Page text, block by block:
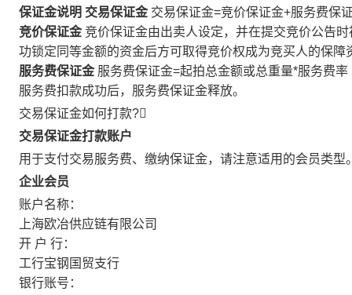
保证金说明 交易保证金 交易保证金=竞价保证金+服务费保
竞价保证金 竞价保证金由出卖人设定，并在提交竞价公告
功锁定同等金额的资金后方可取得竞价权成为竞买人的保障
服务费保证金 服务费保证金=起拍总金额或总重量*服务费率
服务费扣款成功后，服务费保证金释放。
交易保证金如何打款?
交易保证金打款账户
用于支付交易服务费、缴纳保证金，请注意适用的会员类型
企业会员
账户名称：
上海欧冶供应链有限公司
开 户 行：
工行宝钢国贸支行
银行账号：